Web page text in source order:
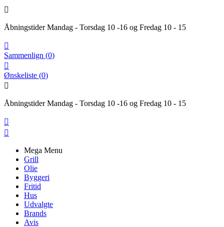

Åbningstider Mandag - Torsdag 10 -16 og Fredag 10 - 15

Sammenlign (0)

Ønskeliste (0)

Åbningstider Mandag - Torsdag 10 -16 og Fredag 10 - 15


Mega Menu
Grill
Olie
Byggeri
Fritid
Hus
Udvalgte
Brands
Avis